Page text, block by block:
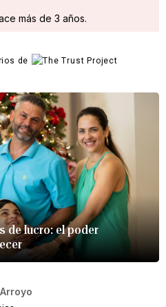
más de 3 años.
de
de lucro: el poder